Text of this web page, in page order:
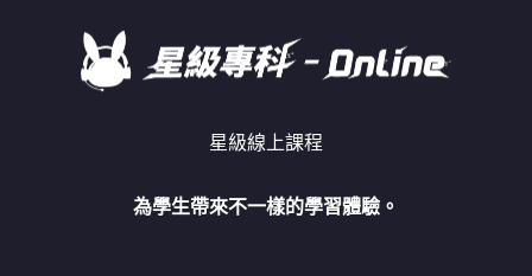
星級線上課程
為學生帶來不一樣的學習體驗。